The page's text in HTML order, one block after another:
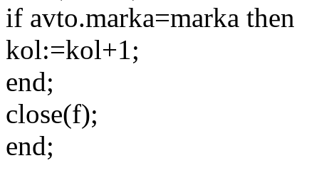
if avto.marka=marka then
kol:=kol+1;
end;
close(f);
end;